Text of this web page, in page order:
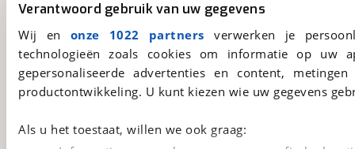
Verantwoord gebruik van uw gegevens
Wij en onze 1022 partners verwerken je
technologieën zoals cookies om informatie op
gepersonaliseerde advertenties en content,
productontwikkeling. U kunt kiezen wie uw gegevens
Als u het toestaat, willen we ook graag:
viaBOVAG.nl
Kosterijland 15
Bunnik
Een initiatief van
BOVAG
Download 'm nu.